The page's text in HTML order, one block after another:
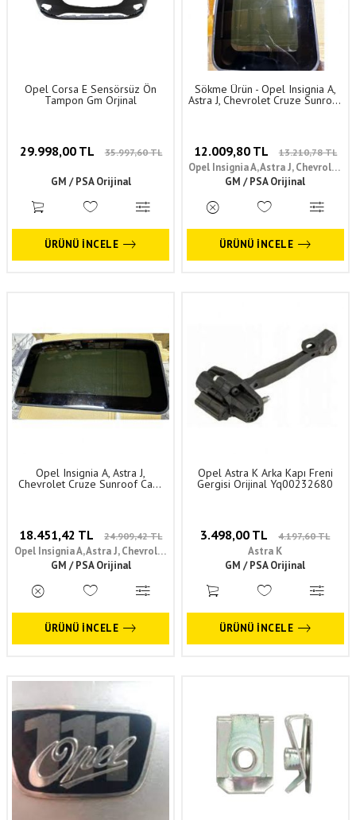
Opel Corsa E Sensörsüz Ön
Tampon Gm Orjinal
29.998,00 TL 35.997,60 TL
GM / PSA Orijinal
ÜRÜNÜ İNCELE
Sökme Ürün - Opel Insignia A,
Astra J, Chevrolet Cruze Sunroof
12.009,80 TL 13.210,78 TL
Opel Insignia A, Astra J, Chevrolet
Cruze
GM / PSA Orijinal
ÜRÜNÜ İNCELE
Opel Insignia A, Astra J,
Chevrolet Cruze Sunroof Camı
18.451,42 TL 24.909,42 TL
Opel Insignia A, Astra J, Chevrolet
Cruze
GM / PSA Orijinal
ÜRÜNÜ İNCELE
Opel Astra K Arka Kapı Freni
Gergisi Orijinal Yq00232680
3.498,00 TL 4.197,60 TL
Astra K
GM / PSA Orijinal
ÜRÜNÜ İNCELE